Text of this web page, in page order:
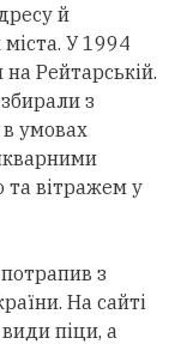
й
У 1994
Рейтарській.
з
в умовах
та вітражем у
з
На сайті
піци, а